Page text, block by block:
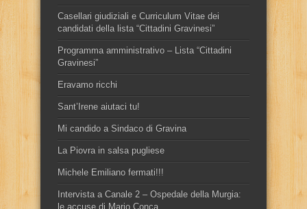
Casellari giudiziali e Curriculum Vitae dei
candidati della lista “Cittadini Gravinesi”
Programma amministrativo – Lista “Cittadini
Gravinesi”
Eravamo ricchi
Sant’Irene aiutaci tu!
Mi candido a Sindaco di Gravina
La Piovra in salsa pugliese
Michele Emiliano fermati!!!
Intervista a Canale 2 – Ospedale della Murgia:
le accuse di Mario Conca